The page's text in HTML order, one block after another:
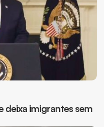
deixa imigrantes sem